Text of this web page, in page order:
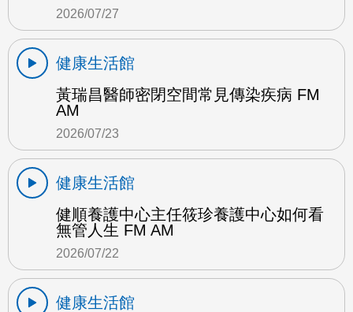
2026/07/27
健康生活館
黃瑞昌醫師密閉空間常見傳染疾病 FM
AM
2026/07/23
健康生活館
健順養護中心主任筱珍養護中心如何看
無管人生 FM AM
2026/07/22
健康生活館